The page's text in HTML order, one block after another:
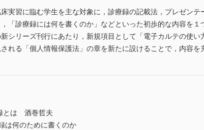
実習に臨む学生を主な対象に，診療録の記載法，プレゼン
，「診療録には何を書くのか」などといった初歩的な内容を
シリーズ刊行にあたり，新規項目として「電子カルテの使
れる「個人情報保護法」の章を新たに設けることで，内容
は 酒巻哲夫
は何のために書くのか